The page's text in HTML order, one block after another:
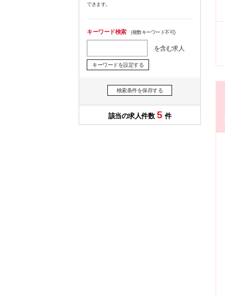
できます。
キーワード検索(複数キーワード不可)
を含む求人
キーワードを設定する
検索条件を保存する
5